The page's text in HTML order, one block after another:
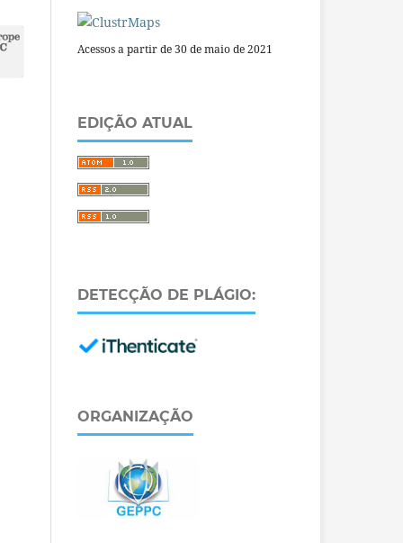
Acessos a partir de 30 de maio de 2021
EDIÇÃO ATUAL
DETECÇÃO DE PLÁGIO:
ORGANIZAÇÃO